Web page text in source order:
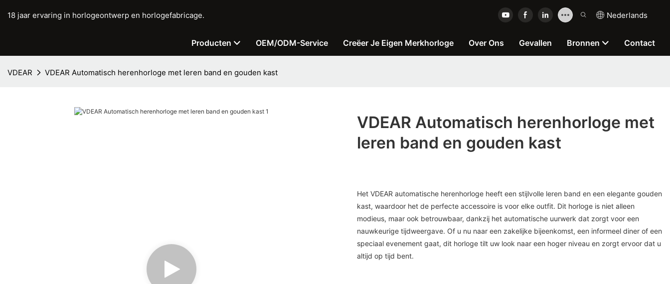
18 jaar ervaring in horlogeontwerp en horlogefabricage. Nederlands
Producten OEM/ODM-Service Creëer Je Eigen Merkhorloge Over Ons Gevallen Bronnen Contact
VDEAR VDEAR Automatisch herenhorloge met leren band en gouden kast
VDEAR Automatisch herenhorloge met
leren band en gouden kast
Het VDEAR automatische herenhorloge heeft een stijlvolle leren band en een elegante gouden
kast, waardoor het de perfecte accessoire is voor elke outfit. Dit horloge is niet alleen
modieus, maar ook betrouwbaar, dankzij het automatische uurwerk dat zorgt voor een
nauwkeurige tijdweergave. Of u nu naar een zakelijke bijeenkomst, een informeel diner of een
speciaal evenement gaat, dit horloge tilt uw look naar een hoger niveau en zorgt ervoor dat u
altijd op tijd bent.